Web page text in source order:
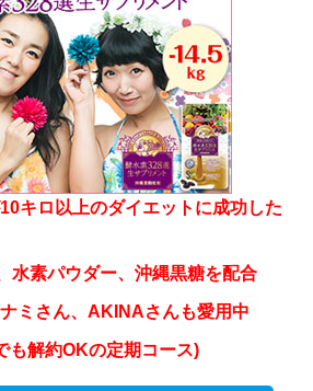
キロ以上のダイエットに成功した
水素パウダー、沖縄黒糖を配合
ミさん、AKINAさんも愛用中
も解約OKの定期コース)